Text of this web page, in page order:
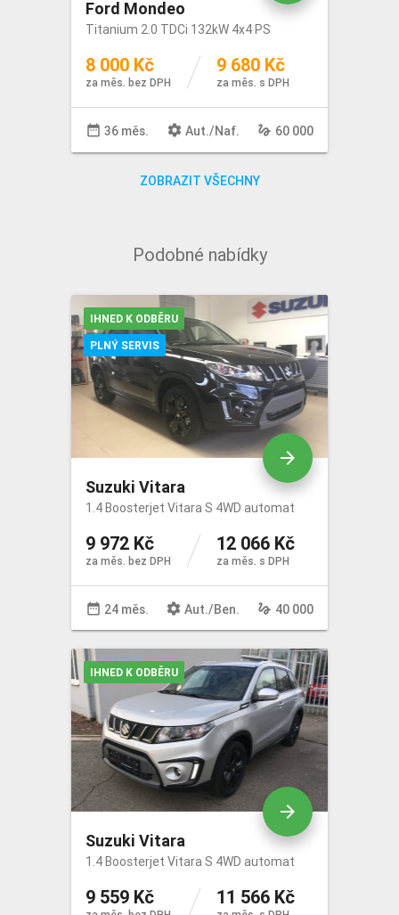
Ford Mondeo
Titanium 2.0 TDCi 132kW 4x4 PS
8 000 Kč
za měs. bez DPH
9 680 Kč
za měs. s DPH
date_range 36 měs. settings Aut./Naf. gesture 60 000
ZOBRAZIT VŠECHNY
Podobné nabídky
Suzuki Vitara
1.4 Boosterjet Vitara S 4WD automat
9 972 Kč
za měs. bez DPH
12 066 Kč
za měs. s DPH
date_range 24 měs. settings Aut./Ben. gesture 40 000
arrow_forward
IHNED K ODBĚRU
PLNÝ SERVIS
Suzuki Vitara
1.4 Boosterjet Vitara S 4WD automat
9 559 Kč 11 566 Kč
arrow_forward
IHNED K ODBĚRU